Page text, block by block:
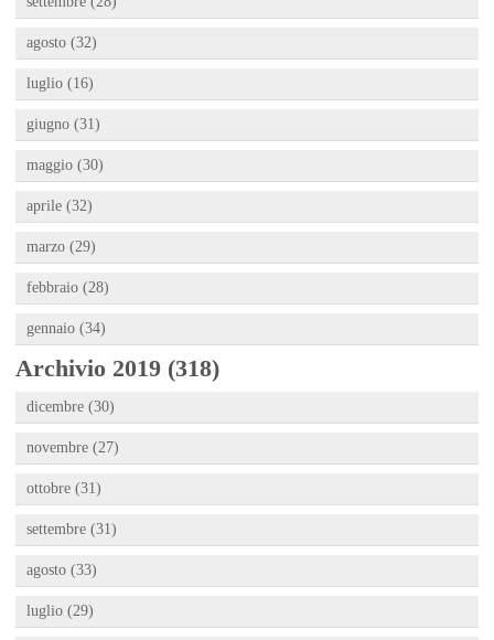
agosto (32)
luglio (16)
giugno (31)
maggio (30)
aprile (32)
marzo (29)
febbraio (28)
gennaio (34)
Archivio 2019 (318)
dicembre (30)
novembre (27)
ottobre (31)
settembre (31)
agosto (33)
luglio (29)